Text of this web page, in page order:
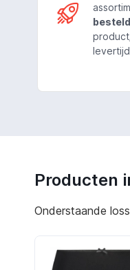
Producten
Onderstaande